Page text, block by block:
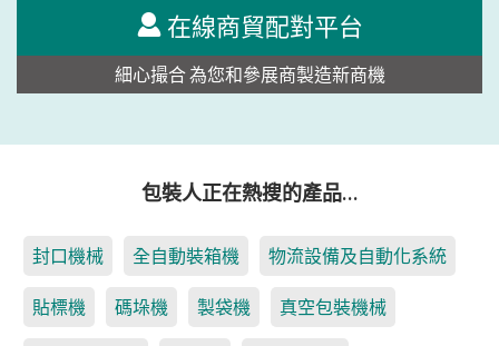
在線商貿配對平台
細心撮合 為您和參展商製造新商機
包裝人正在熱搜的產品…
封口機械 全自動裝箱機 物流設備及自動化系統
貼標機 碼垛機 製袋機 真空包裝機械